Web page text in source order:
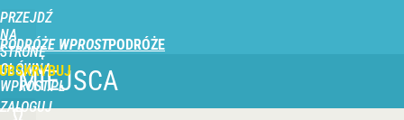
PRZEJDŹ
NA
STRONĘ
GŁÓWNĄ
WPROST.PL
PODRÓŻE WPROST
ZALOGUJ
MIEJSCA